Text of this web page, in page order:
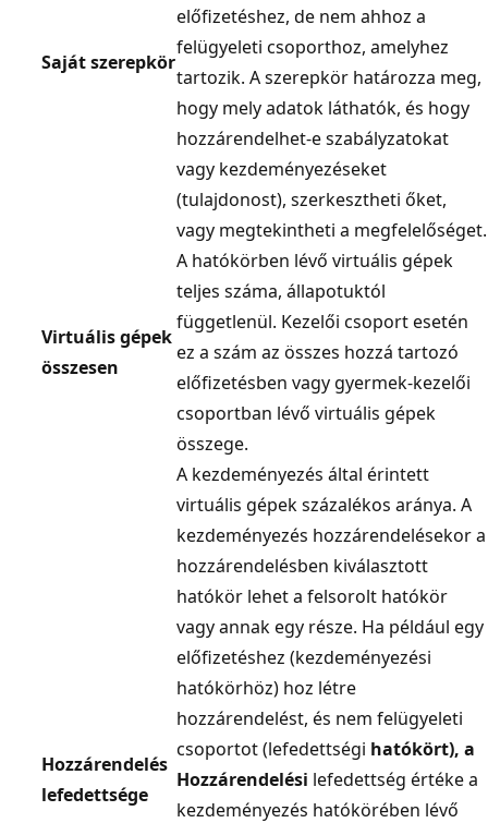
Saját szerepkör
előfizetéshez, de nem ahhoz a
felügyeleti csoporthoz, amelyhez
tartozik. A szerepkör határozza meg,
hogy mely adatok láthatók, és hogy
hozzárendelhet-e szabályzatokat
vagy kezdeményezéseket
(tulajdonost), szerkesztheti őket,
vagy megtekintheti a megfelelőséget.
Virtuális gépek
összesen
A hatókörben lévő virtuális gépek
teljes száma, állapotuktól
függetlenül. Kezelői csoport esetén
ez a szám az összes hozzá tartozó
előfizetésben vagy gyermek-kezelői
csoportban lévő virtuális gépek
összege.
Hozzárendelés
lefedettsége
A kezdeményezés által érintett
virtuális gépek százalékos aránya. A
kezdeményezés hozzárendelésekor a
hozzárendelésben kiválasztott
hatókör lehet a felsorolt hatókör
vagy annak egy része. Ha például egy
előfizetéshez (kezdeményezési
hatókörhöz) hoz létre
hozzárendelést, és nem felügyeleti
csoportot (lefedettségi hatókört), a
Hozzárendelési lefedettség értéke a
kezdeményezés hatókörében lévő